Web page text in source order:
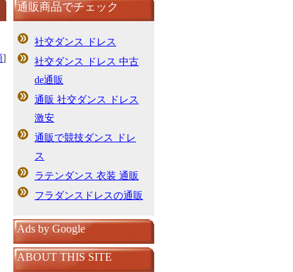
]
通販商品でチェック
社交ダンス ドレス
社交ダンス ドレス 中古
de通販
通販 社交ダンス ドレス
激安
通販で競技ダンス ドレ
ス
ラテンダンス 衣装 通販
フラダンスドレスの通販
Ads by Google
ABOUT THIS SITE